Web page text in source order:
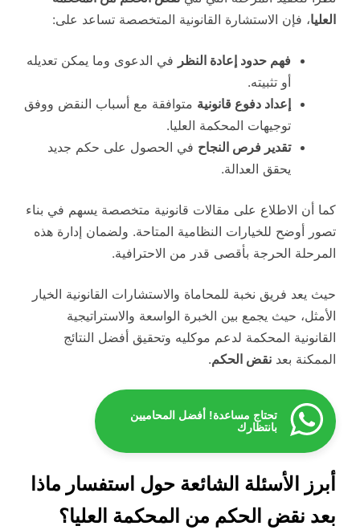
العليا، فإن الاستشارة القانونية المتخصصة تساعد على:
فهم حدود إعادة النظر في الدعوى وما يمكن تعديله
أو تثبيته.
إعداد دفوع قانونية متوافقة مع أسباب النقض ووفق
توجيهات المحكمة العليا.
تقدير فرص النجاح في الحصول على حكم جديد
يحقق العدالة.
كما أن الاطلاع على مقالات قانونية متخصصة يسهم في بناء
تصور أوضح للخيارات النظامية المتاحة. ولضمان إدارة هذه
المرحلة الحرجة بأقصى قدر من الاحترافية.
حيث يعد فريق نخبة للمحاماة والاستشارات القانونية الخيار
الأمثل، حيث يجمع بين الخبرة الواسعة والاستراتيجية
القانونية المحكمة لدعم موكليه وتحقيق أفضل النتائج
الممكنة بعد نقض الحكم.
تحتاج مساعدة! أفضل المحاميين
بانتظارك
أبرز الأسئلة الشائعة حول استفسار ماذا
بعد نقض الحكم من المحكمة العليا؟